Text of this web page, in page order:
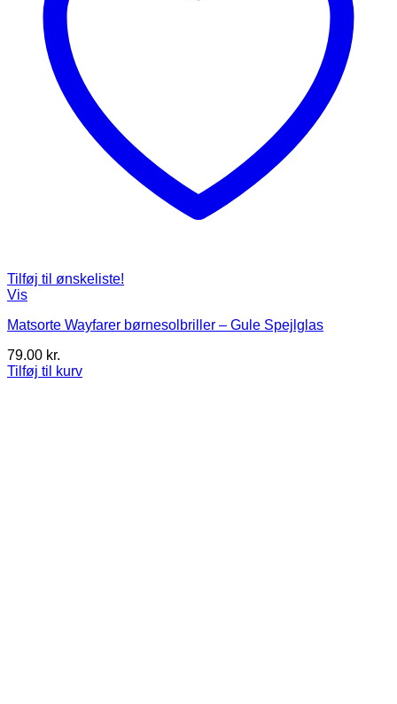
Tilføj til ønskeliste!
Vis
Matsorte Wayfarer børnesolbriller – Gule Spejlglas
79.00 kr.
Tilføj til kurv